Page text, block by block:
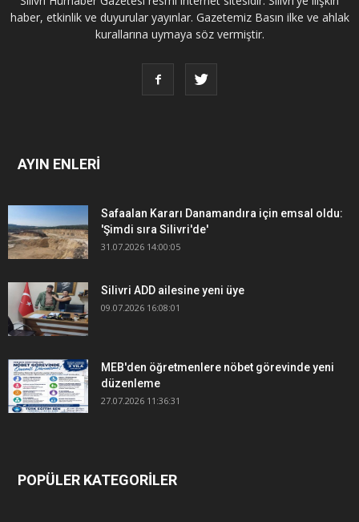
haber, etkinlik ve duyurular yayınlar. Gazetemiz Basın ilke ve ahlak
kurallarına uymaya söz vermiştir.
AYIN ENLERİ
Safaalan Kararı Danamandıra için emsal oldu:
'Şimdi sıra Silivri'de'
31.07.2026 14:00:05
Silivri ADD ailesine yeni üye
09.07.2026 16:08:01
MEB'den öğretmenlere nöbet görevinde yeni
düzenleme
27.07.2026 11:36:31
POPÜLER KATEGORİLER